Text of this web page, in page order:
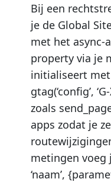
Bij een
je de Global
met het
property via je
initialiseert met
gtag(‘config’,
zoals
apps zodat je
metingen voeg
‘naam’,